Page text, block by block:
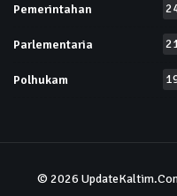
Pemerintahan
Parlementaria
Polhukam
© 2026